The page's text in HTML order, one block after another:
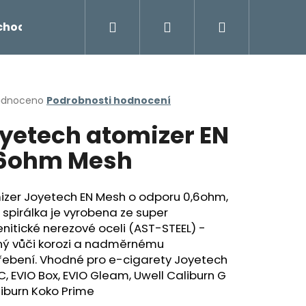
Napište námPřihlášení
Podrobnosti hodnocení
atomizer EN
Mesh
Joyetech EN Mesh o odporu 0,6ohm,
spirálka je vyrobena ze super
nerezové oceli (AST-STEEL) -
vůči korozi a nadměrnému
Vhodné pro e-cigarety Joyetech
EVIO Box, EVIO Gleam, Uwell Caliburn G
Koko Prime
Následující